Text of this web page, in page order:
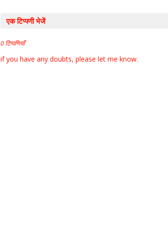
एक टिप्पणी भेजें
0 टिप्पणियाँ
if you have any doubts, please let me know.